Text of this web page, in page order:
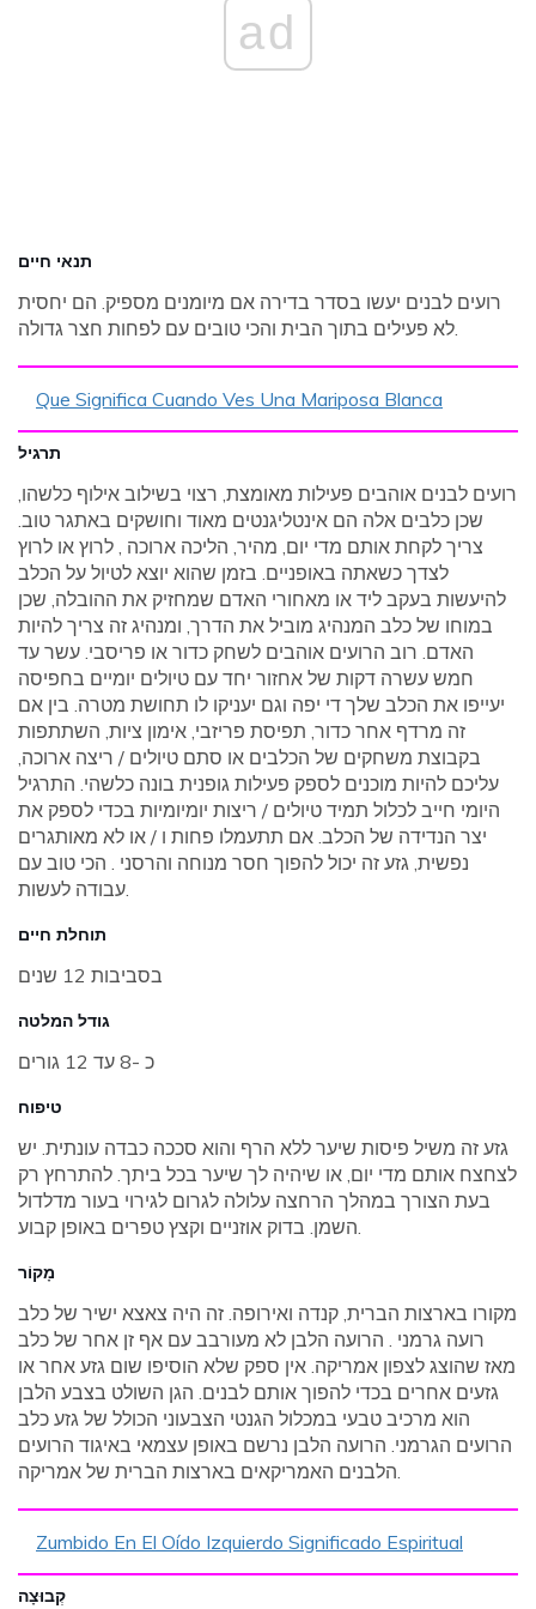
ad
תנאי חיים
רועים לבנים יעשו בסדר בדירה אם מיומנים מספיק. הם יחסית
לא פעילים בתוך הבית והכי טובים עם לפחות חצר גדולה.
Que Significa Cuando Ves Una Mariposa Blanca
תרגיל
רועים לבנים אוהבים פעילות מאומצת, רצוי בשילוב אילוף כלשהו,
​​שכן כלבים אלה הם אינטליגנטים מאוד וחושקים באתגר טוב.
צריך לקחת אותם מדי יום, מהיר, הליכה ארוכה , לרוץ או לרוץ
לצדך כשאתה באופניים. בזמן שהוא יוצא לטיול על הכלב
להיעשות בעקב ליד או מאחורי האדם שמחזיק את ההובלה, שכן
במוחו של כלב המנהיג מוביל את הדרך, ומנהיג זה צריך להיות
האדם. רוב הרועים אוהבים לשחק כדור או פריסבי. עשר עד
חמש עשרה דקות של אחזור יחד עם טיולים יומיים בחפיסה
יעייפו את הכלב שלך די יפה וגם יעניקו לו תחושת מטרה. בין אם
זה מרדף אחר כדור, תפיסת פריזבי, אימון ציות, השתתפות
בקבוצת משחקים של הכלבים או סתם טיולים / ריצה ארוכה,
עליכם להיות מוכנים לספק פעילות גופנית בונה כלשהי. התרגיל
היומי חייב לכלול תמיד טיולים / ריצות יומיומיות בכדי לספק את
יצר הנדידה של הכלב. אם תתעמלו פחות ו / או לא מאותגרים
נפשית, גזע זה יכול להפוך חסר מנוחה והרסני . הכי טוב עם
עבודה לעשות.
תוחלת חיים
בסביבות 12 שנים
גודל המלטה
כ -8 עד 12 גורים
טיפוח
גזע זה משיל פיסות שיער ללא הרף והוא סככה כבדה עונתית. יש
לצחצח אותם מדי יום, או שיהיה לך שיער בכל ביתך. להתרחץ רק
בעת הצורך במהלך הרחצה עלולה לגרום לגירוי בעור מדלדול
השמן. בדוק אוזניים וקצץ טפרים באופן קבוע.
מָקוֹר
מקורו בארצות הברית, קנדה ואירופה. זה היה צאצא ישיר של כלב
רועה גרמני . הרועה הלבן לא מעורבב עם אף זן אחר של כלב
מאז שהוצג לצפון אמריקה. אין ספק שלא הוסיפו שום גזע אחר או
גזעים אחרים בכדי להפוך אותם לבנים. הגן השולט בצבע הלבן
הוא מרכיב טבעי במכלול הגנטי הצבעוני הכולל של גזע כלב
הרועים הגרמני. הרועה הלבן נרשם באופן עצמאי באיגוד הרועים
הלבנים האמריקאים בארצות הברית של אמריקה.
Zumbido En El Oído Izquierdo Significado Espiritual
קְבוּצָה